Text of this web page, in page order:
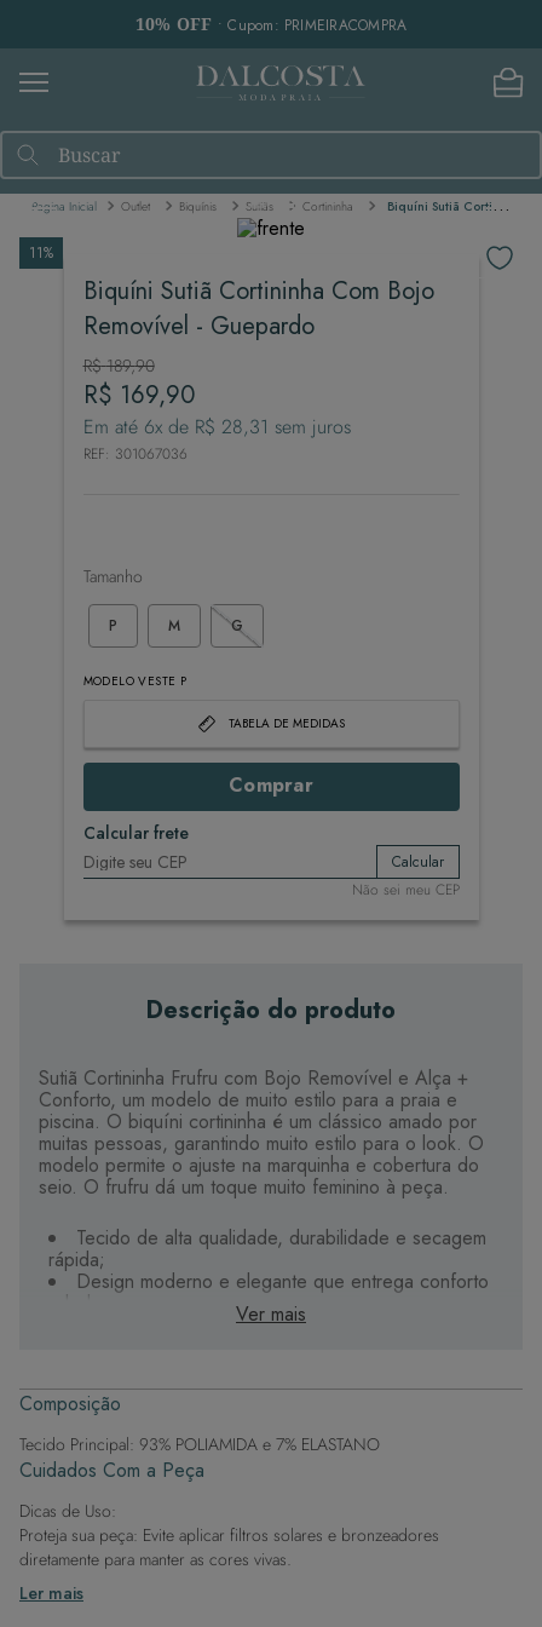
10% OFF • Cupom: PRIMEIRACOMPRA
Buscar
Outlet Biquínis Sutiãs Cortininha Biquíni Sutiã Cortininha Com Bojo Removível - Guepardo
11%
Biquíni Sutiã Cortininha Com Bojo
Removível - Guepardo
R$ 189,90
R$ 169,90
Em até 6x de R$ 28,31 sem juros
REF: 301067036
Tamanho
P M G
MODELO VESTE P
TABELA DE MEDIDAS
Comprar
Calcular frete
Calcular
Não sei meu CEP
Descrição do produto
Sutiã Cortininha Frufru com Bojo Removível e Alça +
Conforto, um modelo de muito estilo para a praia e
piscina. O biquíni cortininha é um clássico amado por
muitas pessoas, garantindo muito estilo para o look. O
modelo permite o ajuste na marquinha e cobertura do
seio. O frufru dá um toque muito feminino à peça.
Tecido de alta qualidade, durabilidade e secagem
rápida;
Design moderno e elegante que entrega conforto
e beleza;
Estampas digitais que apresentam maior riqueza de
valorizam o colo;
Bojo maleável e impermeável, super macio e não
absorve água;
Detalhes personalizados e exclusivos que tornam
seu biquíni único.
Ver mais
Composição
Tecido Principal: 93% POLIAMIDA e 7% ELASTANO
Cuidados Com a Peça
Dicas de Uso:
Proteja sua peça: Evite aplicar filtros solares e bronzeadores
diretamente para manter as cores vivas.
Após a piscina: Lembre-se de que o cloro pode desgastar o tecido,
então enxague após sair da água.
Ler mais